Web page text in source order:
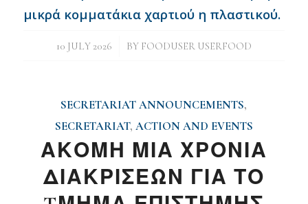
μικρά κομματάκια χαρτιού η πλαστικού.
10 JULY 2026
/ BY FOODUSER USERFOOD
SECRETARIAT ANNOUNCEMENTS,
SECRETARIAT, ACTION AND EVENTS
ΑΚΟΜΗ ΜΙΑ ΧΡΟΝΙΑ
ΔΙΑΚΡΙΣΕΩΝ ΓΙΑ ΤΟ